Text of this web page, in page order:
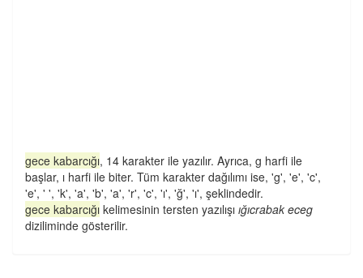
gece kabarcığı, 14 karakter ile yazılır. Ayrıca, g harfi ile
başlar, ı harfi ile biter. Tüm karakter dağılımı ise, 'g', 'e', 'c',
'e', ' ', 'k', 'a', 'b', 'a', 'r', 'c', 'ı', 'ğ', 'ı', şeklindedir.
gece kabarcığı kelimesinin tersten yazılışı ığıcrabak eceg
diziliminde gösterilir.